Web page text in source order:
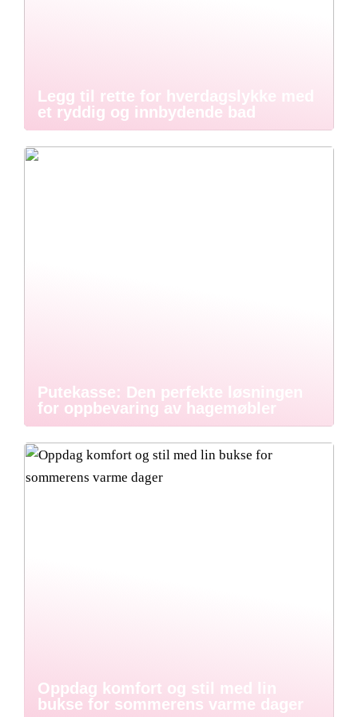
Legg til rette for hverdagslykke med
et ryddig og innbydende bad
Putekasse: Den perfekte løsningen
for oppbevaring av hagemøbler
Oppdag komfort og stil med lin
bukse for sommerens varme dager